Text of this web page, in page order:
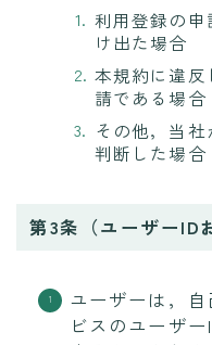
利用登録の申
け出た場合
本規約に違反
請である場合
その他，当
判断した場合
第3条（ユーザーID
ユーザーは，
ビスのユーザ